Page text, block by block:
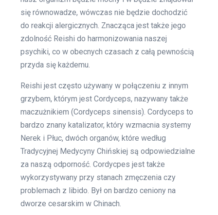
się równowadze, wówczas nie będzie dochodzić
do reakcji alergicznych. Znacząca jest także jego
zdolność Reishi do harmonizowania naszej
psychiki, co w obecnych czasach z całą pewnością
przyda się każdemu.
Reishi jest często używany w połączeniu z innym
grzybem, którym jest Cordyceps, nazywany także
maczużnikiem (Cordyceps sinensis). Cordyceps to
bardzo znany katalizator, który wzmacnia systemy
Nerek i Płuc, dwóch organów, które według
Tradycyjnej Medycyny Chińskiej są odpowiedzialne
za naszą odporność. Cordycpes jest także
wykorzystywany przy stanach zmęczenia czy
problemach z libido. Był on bardzo ceniony na
dworze cesarskim w Chinach.